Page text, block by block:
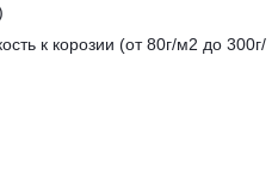
к корозии (от 80г/м2 до 300г/